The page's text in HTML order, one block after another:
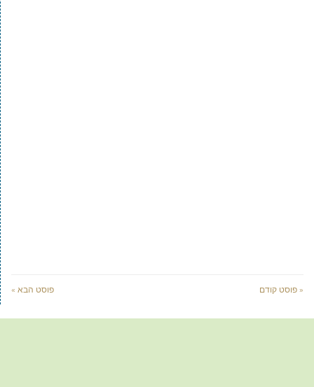
« פוסט קודם פוסט הבא »